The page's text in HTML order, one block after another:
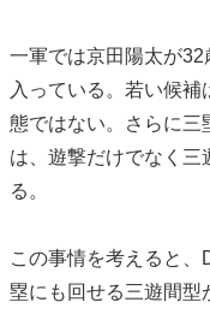
一軍では京田陽太が
入っている。若い候
態ではない。さらに三
は、遊撃だけでなく三
る。
この事情を考えると
塁にも回せる三遊間型